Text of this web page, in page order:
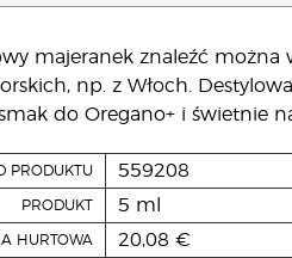
majeranek znaleźć
np. z Włoch.
do Oregano+ i świetnie
PRODUKTU 559208
PRODUKT 5 ml
HURTOWA 20,08 €